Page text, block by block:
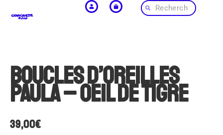
Boucles d’oreilles
Paula – Oeil de tigre
39,00€